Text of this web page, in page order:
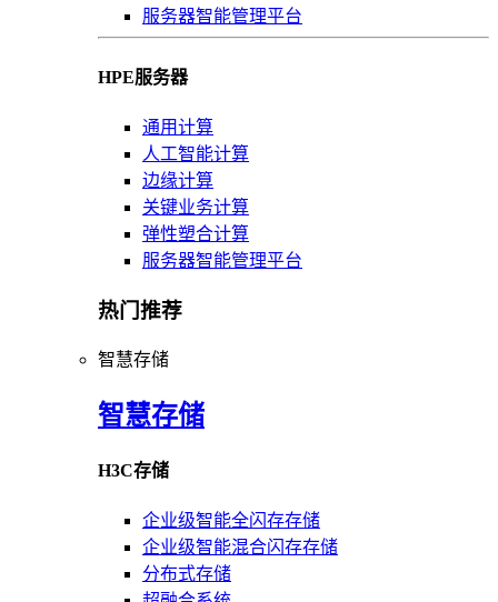
服务器智能管理平台
HPE服务器
通用计算
人工智能计算
边缘计算
关键业务计算
弹性塑合计算
服务器智能管理平台
热门推荐
智慧存储
智慧存储
H3C存储
企业级智能全闪存存储
企业级智能混合闪存存储
分布式存储